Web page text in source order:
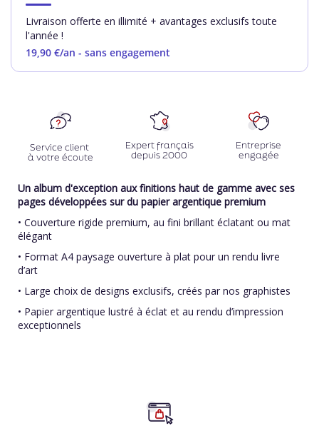
Livraison offerte en illimité + avantages exclusifs toute
l'année !
19,90 €/an - sans engagement
Service client
à votre écoute
Expert français
depuis 2000
Entreprise
engagée
Un album d'exception aux finitions haut de gamme avec ses
pages développées sur du papier argentique premium
• Couverture rigide premium, au fini brillant éclatant ou mat
élégant
• Format A4 paysage ouverture à plat pour un rendu livre
d’art
• Large choix de designs exclusifs, créés par nos graphistes
• Papier argentique lustré à éclat et au rendu d’impression
exceptionnels